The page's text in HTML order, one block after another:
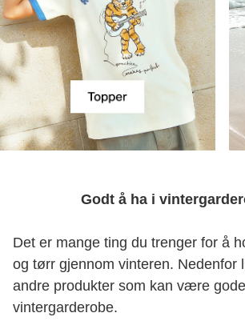
Godt å ha i
Det er mange ting du trenger for å
og tørr gjennom vinteren. Nedenfor
andre produkter som kan være
vintergarderobe.